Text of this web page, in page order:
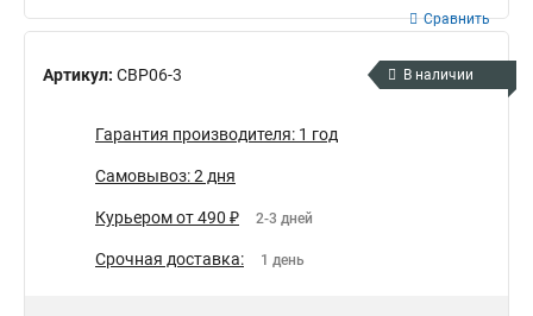
Артикул: CBP06-3
Сравнить
В наличии
Гарантия производителя: 1 год
Самовывоз: 2 дня
Курьером от 490 ₽ 2-3 дней
Срочная доставка: 1 день